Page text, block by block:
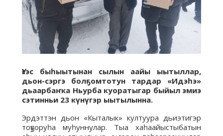
Үгэс быһыытынан сылын аайы ыытыллар,
дьон-сэргэ болҕомтотун тардар «Идэһэ»
дьаарбаҥка Ньурба куоратыгар быйыл эмиэ
сэтинньи 23 күнүгэр ыытылынна.
Эрдэттэн дьон «Кыталык» култуура дьиэтигэр
тоҕуоруһа муһуннулар. Тыа хаһаайыстыбатын